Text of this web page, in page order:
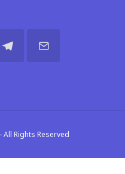
Rights Reserved